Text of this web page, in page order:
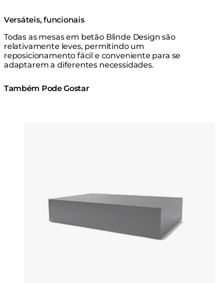
Versáteis, funcionais
Todas as mesas em betão Blinde Design são
relativamente leves, permitindo um
reposicionamento fácil e conveniente para se
adaptarem a diferentes necessidades.
Também Pode Gostar